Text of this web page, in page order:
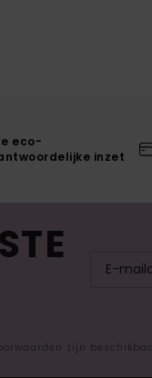
eco-
inzet
zijn